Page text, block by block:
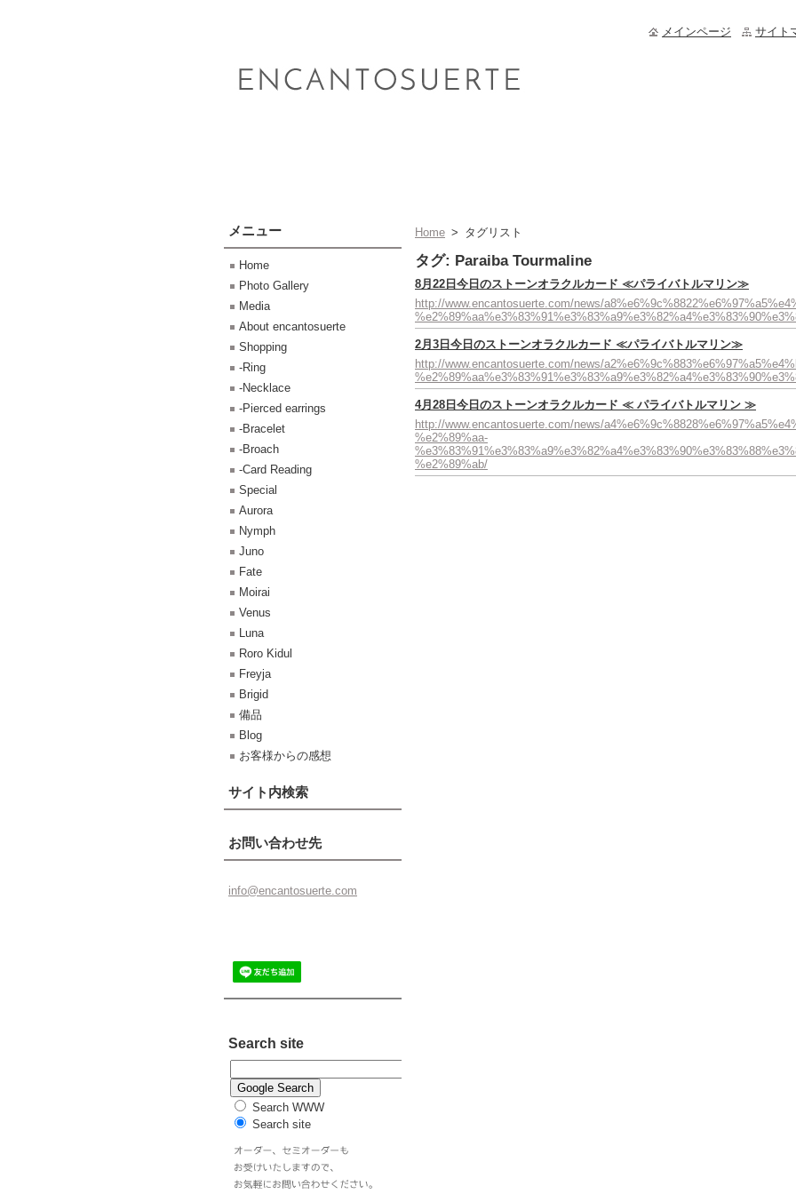
Home > タグリスト
タグ: Paraiba Tourmaline
8月22日今日のストーンオラクルカード ≪パライバトルマリン≫
http://www.encantosuerte.com/news/
2月3日今日のストーンオラクルカード ≪パライバトルマリン≫
http://www.encantosuerte.com/news/
4月28日今日のストーンオラクルカード ≪ パライバトルマリン ≫
http://www.encantosuerte.com/news/
%e2%89%aa-
%e2%89%ab/
メニュー
Home
Photo Gallery
Media
About encantosuerte
Shopping
-Ring
-Necklace
-Pierced earrings
-Bracelet
-Broach
-Card Reading
Special
Aurora
Nymph
Juno
Fate
Moirai
Venus
Luna
Roro Kidul
Freyja
Brigid
備品
Blog
お客様からの感想
サイト内検索
お問い合わせ先
info@encantosuerte.com
Search site
Search WWW
Search site
メインページ サイト